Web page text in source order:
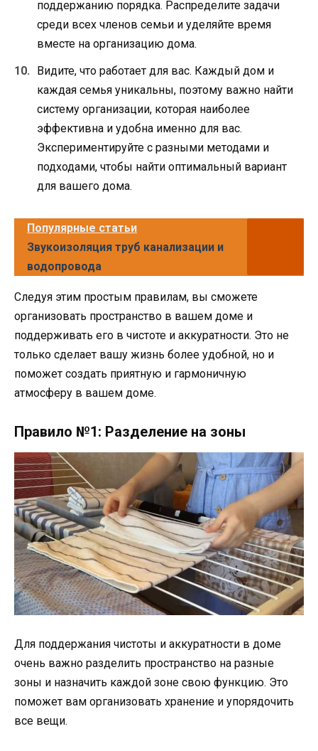
поддержанию порядка. Распределите задачи
среди всех членов семьи и уделяйте время
вместе на организацию дома.
Видите, что работает для вас. Каждый дом и
каждая семья уникальны, поэтому важно найти
систему организации, которая наиболее
эффективна и удобна именно для вас.
Экспериментируйте с разными методами и
подходами, чтобы найти оптимальный вариант
для вашего дома.
Популярные статьи
Звукоизоляция труб канализации и
водопровода
Следуя этим простым правилам, вы сможете
организовать пространство в вашем доме и
поддерживать его в чистоте и аккуратности. Это не
только сделает вашу жизнь более удобной, но и
поможет создать приятную и гармоничную
атмосферу в вашем доме.
Правило №1: Разделение на зоны
Для поддержания чистоты и аккуратности в доме
очень важно разделить пространство на разные
зоны и назначить каждой зоне свою функцию. Это
поможет вам организовать хранение и упорядочить
все вещи.